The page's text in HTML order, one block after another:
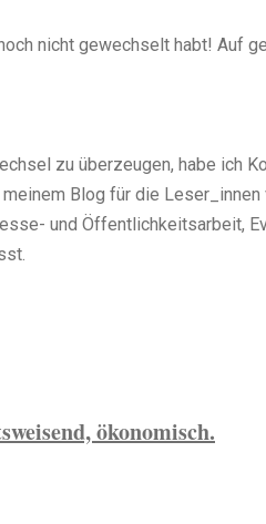
nicht gewechselt habt! Auf
zu überzeugen, habe ich
Blog für die
und Öffentlichkeitsarbeit,
ökonomisch.